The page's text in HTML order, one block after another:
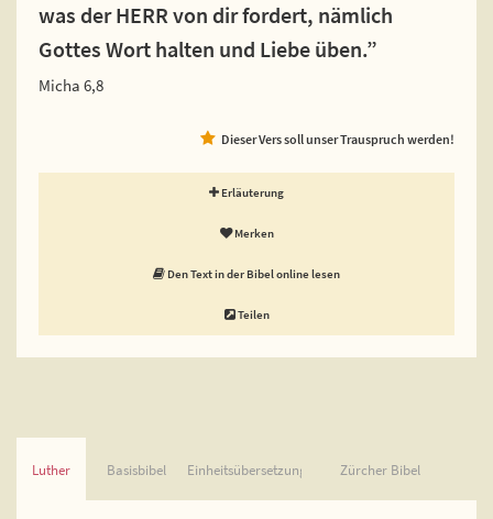
was der HERR von dir fordert, nämlich
Gottes Wort halten und Liebe üben.”
Micha 6,8
Dieser Vers soll unser Trauspruch werden!
Erläuterung
Merken
Den Text in der Bibel online lesen
Teilen
Luther Basisbibel Einheitsübersetzung Zürcher Bibel